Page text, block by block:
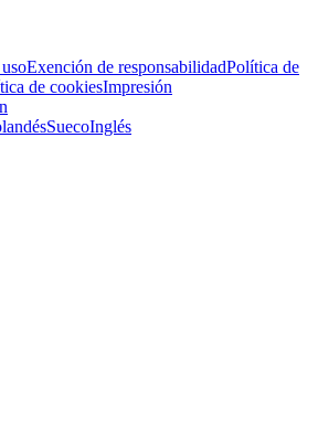
Exención de responsabilidadPolítica de
de cookiesImpresión
SuecoInglés